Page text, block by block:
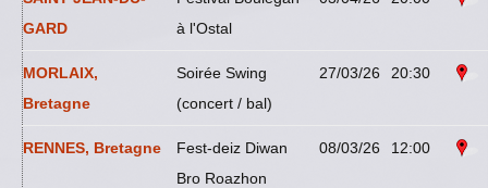
GARD
à l'Ostal
MORLAIX,
Bretagne
Soirée Swing
(concert / bal)
27/03/26 20:30
RENNES, Bretagne
Fest-deiz Diwan
Bro Roazhon
08/03/26 12:00